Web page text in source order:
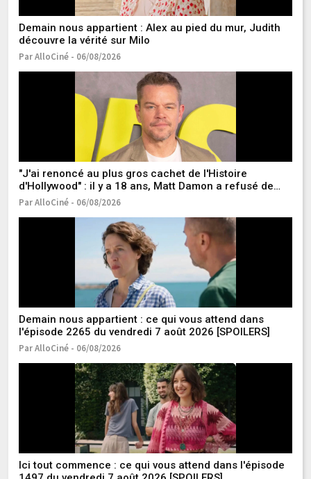
Demain nous appartient : Alex au pied du mur, Judith
découvre la vérité sur Milo
Par AlloCiné - 06/08/2026
"J'ai renoncé au plus gros cachet de l'Histoire
d'Hollywood" : il y a 18 ans, Matt Damon a refusé de
jouer dans l'un des meilleurs films de super-héros de
tous les temps
Par AlloCiné - 06/08/2026
Demain nous appartient : ce qui vous attend dans
l'épisode 2265 du vendredi 7 août 2026 [SPOILERS]
Par AlloCiné - 06/08/2026
Ici tout commence : ce qui vous attend dans l'épisode